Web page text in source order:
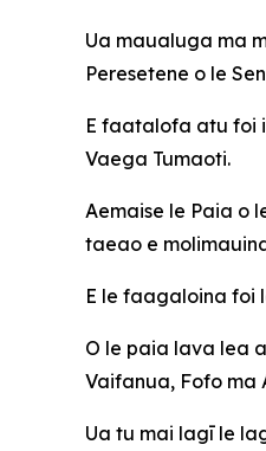
Ua maualuga ma
Peresetene o le
E faatalofa atu foi
Vaega Tumaoti.
Aemaise le Paia o
taeao e
E le faagaloina foi
O le paia lava lea
Vaifanua, Fofo ma
Ua tu mai lagī le